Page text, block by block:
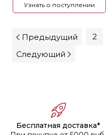
Узнать о поступлении
Предыдущий 2
Следующий
Бесплатная доставка*